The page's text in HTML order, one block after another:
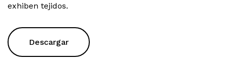
exhiben tejidos.
Descargar